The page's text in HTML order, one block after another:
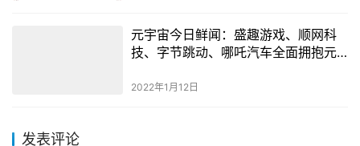
元宇宙今日鲜闻：盛趣游戏、顺网科
技、字节跳动、哪吒汽车全面拥抱元
2022年1月12日
发表评论